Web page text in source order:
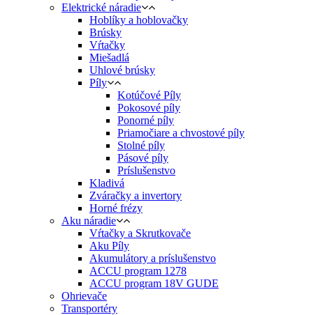
Elektrické náradie
Hoblíky a hoblovačky
Brúsky
Vŕtačky
Miešadlá
Uhlové brúsky
Píly
Kotúčové Píly
Pokosové píly
Ponorné píly
Priamočiare a chvostové píly
Stolné píly
Pásové píly
Príslušenstvo
Kladivá
Zváračky a invertory
Horné frézy
Aku náradie
Vŕtačky a Skrutkovače
Aku Píly
Akumulátory a príslušenstvo
ACCU program 1278
ACCU program 18V GUDE
Ohrievače
Transportéry